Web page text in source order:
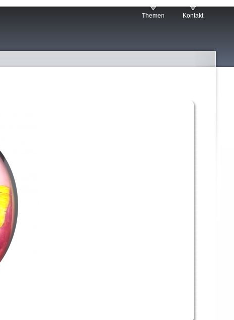
Themen Kontakt